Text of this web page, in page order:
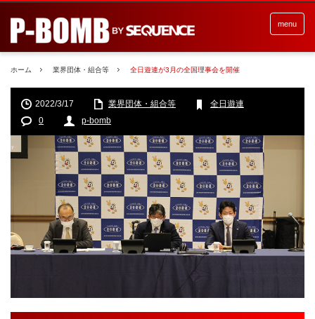
menu
ホーム 業界団体・組合等 全日遊連が3月の全国理事会を開催
2022/3/17 業界団体・組合等
全日遊連
0
p-bomb